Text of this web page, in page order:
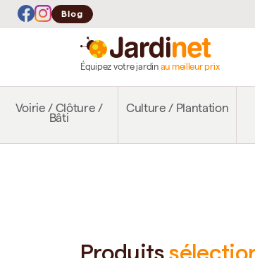
Blog
Équipez votre jardin au meilleur prix
Voirie / Clôture /
Bâti
Culture / Plantation
Produits